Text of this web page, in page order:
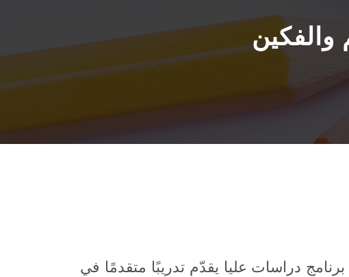
دراسات عليا يقدّم تدريبًا متقدمًا في